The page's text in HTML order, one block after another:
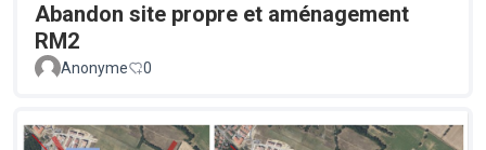
Abandon site propre et aménagement
RM2
Anonyme 0